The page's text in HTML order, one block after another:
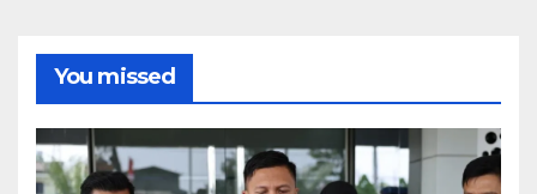
You missed